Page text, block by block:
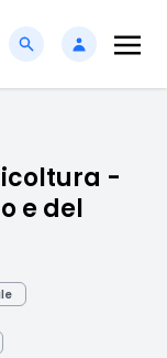
-
e del